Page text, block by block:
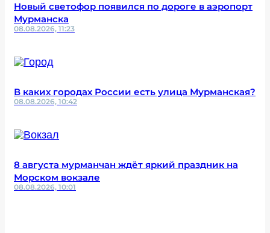
Новый светофор появился по дороге в аэропорт
Мурманска
08.08.2026, 11:23
В каких городах России есть улица Мурманская?
08.08.2026, 10:42
8 августа мурманчан ждёт яркий праздник на
Морском вокзале
08.08.2026, 10:01